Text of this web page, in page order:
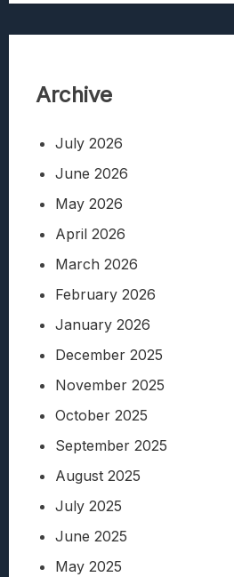
Archive
July 2026
June 2026
May 2026
April 2026
March 2026
February 2026
January 2026
December 2025
November 2025
October 2025
September 2025
August 2025
July 2025
June 2025
May 2025